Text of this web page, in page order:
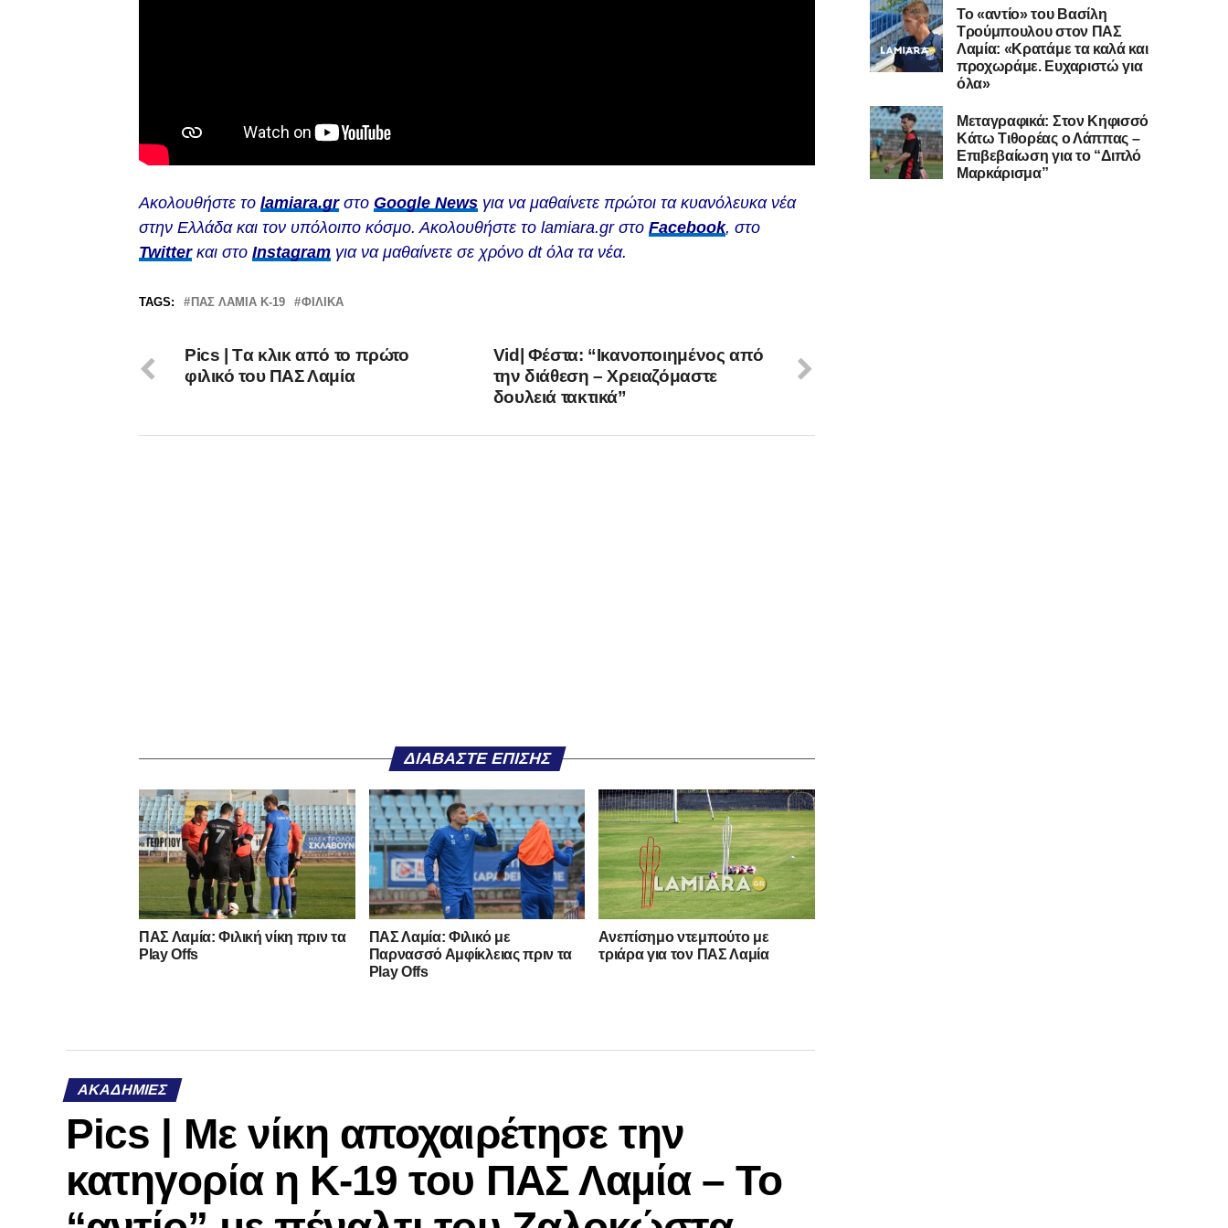
Ακολουθήστε το lamiara.grστο Google News για να μαθαίνετε πρώτοι τα κυανόλευκα νέα
στην Ελλάδα και τον υπόλοιπο κόσμο. Ακολουθήστε το lamiara.gr στο Facebook, στο
Twitterκαι στο Instagram για να μαθαίνετε σε χρόνο dt όλα τα νέα.
TAGS: ΠΑΣ ΛΑΜΙΑ Κ-19 ΦΙΛΙΚΆ
Vid| Φέστα: “Ικανοποιημένος από
την διάθεση – Χρειαζόμαστε
δουλειά τακτικά”
Pics | Tα κλικ από το πρώτο
φιλικό του ΠΑΣ Λαμία
ΔΙΑΒΆΣΤΕ ΕΠΊΣΗΣ
ΠΑΣ Λαμία: Φιλική νίκη πριν τα
Play Offs
ΠΑΣ Λαμία: Φιλικό με
Παρνασσό Αμφίκλειας πριν τα
Play Offs
Ανεπίσημο ντεμπούτο με
τριάρα για τον ΠΑΣ Λαμία
ΑΚΑΔΗΜΊΕΣ
Pics | Με νίκη αποχαιρέτησε την
κατηγορία η Κ-19 του ΠΑΣ Λαμία – Το
Το «αντίο» του Βασίλη
Τρούμπουλου στον ΠΑΣ
Λαμία: «Κρατάμε τα καλά και
προχωράμε. Ευχαριστώ για
όλα»
Μεταγραφικά: Στον Κηφισσό
Κάτω Τιθορέας ο Λάππας –
Επιβεβαίωση για το “Διπλό
Μαρκάρισμα”